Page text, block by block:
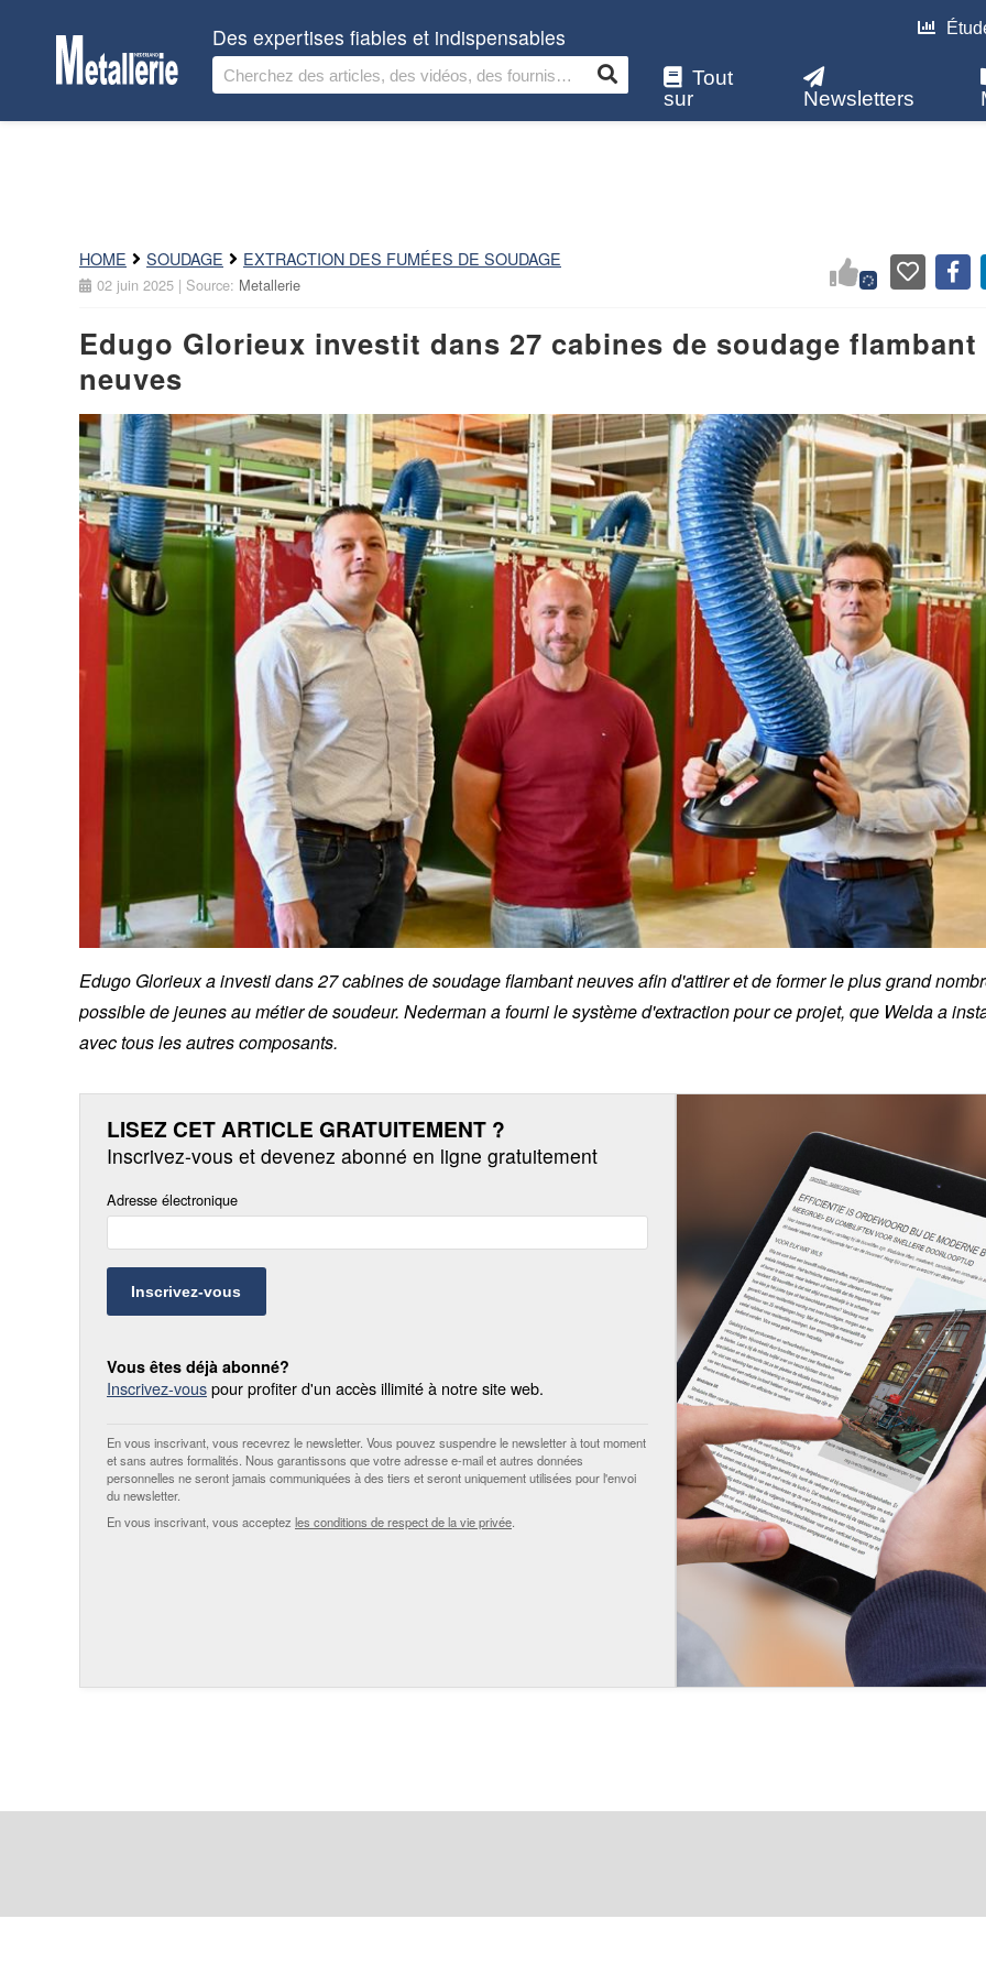
Des expertises fiables et indispensables
Tout
sur
Newsletters
HOME SOUDAGE EXTRACTION DES FUMÉES DE SOUDAGE
02 juin 2025 | Source: Metallerie
Edugo Glorieux investit dans 27 cabines de soudage flambant
neuves
Edugo Glorieux a investi dans 27 cabines de soudage flambant neuves afin d'attirer et de former le plus grand
possible de jeunes au métier de soudeur. Nederman a fourni le système d'extraction pour ce projet, que Welda a
avec tous les autres composants.
LISEZ CET ARTICLE GRATUITEMENT ?
Inscrivez-vous et devenez abonné en ligne gratuitement
Adresse électronique
Inscrivez-vous
Vous êtes déjà abonné?
Inscrivez-vouspour profiter d'un accès illimité à notre site web.
En vous inscrivant, vous recevrez le newsletter. Vous pouvez suspendre le newsletter à tout moment
et sans autres formalités. Nous garantissons que votre adresse e-mail et autres données
personnelles ne seront jamais communiquées à des tiers et seront uniquement utilisées pour l'envoi
du newsletter.
En vous inscrivant, vous acceptez les conditions de respect de la vie privée